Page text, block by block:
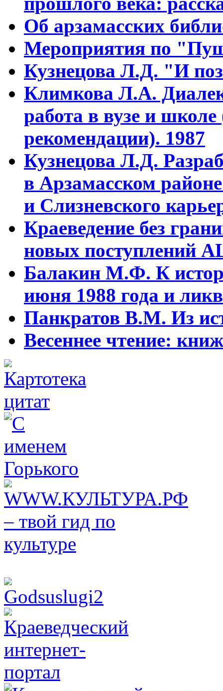
Об арзамасских
Мероприятия по
Кузнецова Л.Д. "И
Климкова Л.А.
работа в вузе и
рекомендации). 1987
Кузнецова Л.Д.
в Арзамасском
и Слизневского
Краеведение без
новых поступлений
Балакин М.Ф. К
июня 1988 года и
Панкратов В.М. Из
Весеннее чтение: